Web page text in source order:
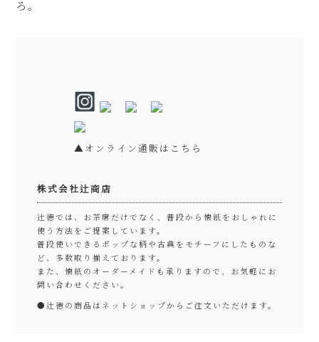
ろ。
▲オンライン通販はこちら
株式会社辻商店
辻徳では、お茶席だけでなく、普段から懐紙をおしゃれに
使う方法をご提案しています。
普段使いできるポップな柄や古典をモチーフにしたものな
ど、多数取り揃えております。
また、懐紙のオーダーメイドも承りますので、お気軽にお
問い合わせください。
●辻徳の商品はネットショップからご注文いただけます。